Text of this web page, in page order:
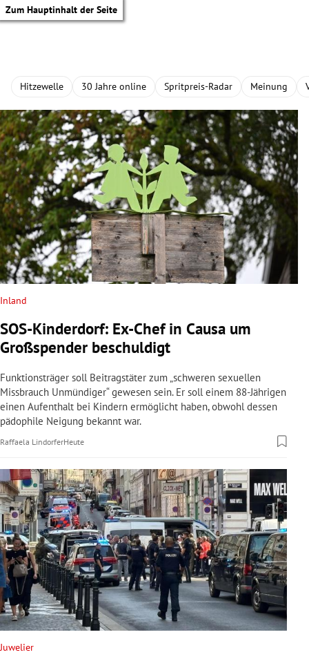
Zum Hauptinhalt der Seite
Untermenü
Untermenü
Untermenü
Untermenü
Untermenü
Untermenü
Untermenü
Untermenü
Hitzewelle 30 Jahre online Spritpreis-Radar Meinung
Inland
SOS-Kinderdorf: Ex-Chef in Causa um
Großspender beschuldigt
Funktionsträger soll Beitragstäter zum „schweren sexuellen
Missbrauch Unmündiger“ gewesen sein. Er soll einem 88-Jährigen
einen Aufenthalt bei Kindern ermöglicht haben, obwohl dessen
pädophile Neigung bekannt war.
Raffaela LindorferHeute
Juwelier